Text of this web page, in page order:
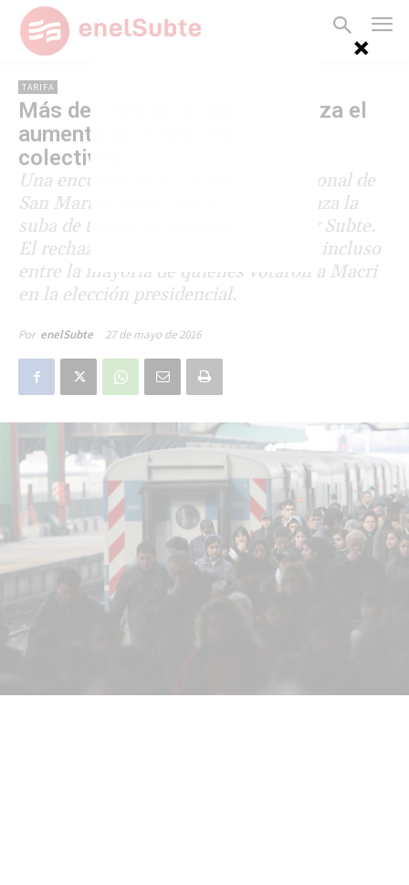
TARIFA
Más del 70% de la gente rechaza el
aumento de Subte, trenes y
colectivos
Una encuesta de la Universidad Nacional de
San Martín reveló que el 70,3% rechaza la
suba de tarifas de colectivos, trenes y Subte.
El rechazo es alto entre los jóvenes e incluso
entre la mayoría de quienes votaron a Macri
en la elección presidencial.
Por enelSubte 27 de mayo de 2016